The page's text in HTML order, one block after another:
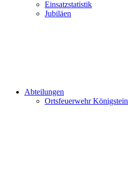
Einsatzstatistik
Jubiläen
Abteilungen
Ortsfeuerwehr Königstein